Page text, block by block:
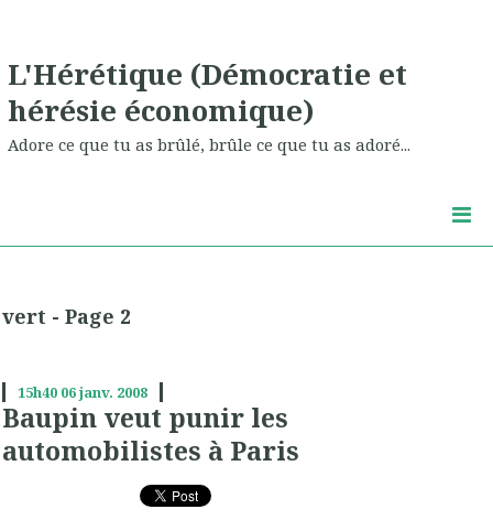
L'Hérétique (Démocratie et
hérésie économique)
Adore ce que tu as brûlé, brûle ce que tu as adoré...
vert - Page 2
15h40 06janv. 2008
Baupin veut punir les
automobilistes à Paris